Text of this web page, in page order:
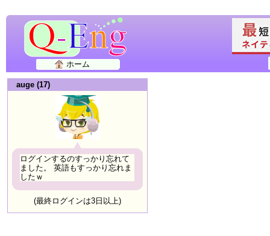
ホーム
auge (17)
ログインするのすっかり忘れて
ました。 英語もすっかり忘れま
したｗ
(最終ログインは3日以上)